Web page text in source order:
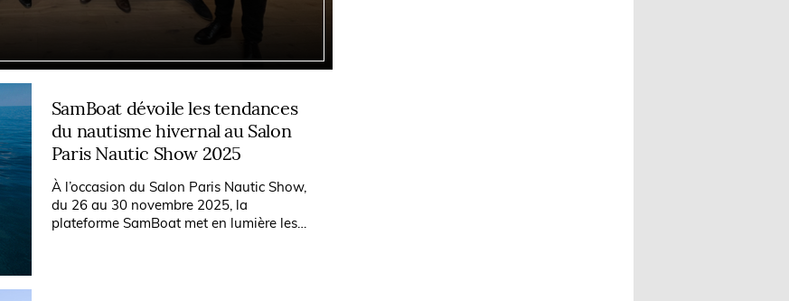
SamBoat dévoile les tendances
du nautisme hivernal au Salon
Paris Nautic Show 2025
À l’occasion du Salon Paris Nautic Show,
du 26 au 30 novembre 2025, la
plateforme SamBoat met en lumière les